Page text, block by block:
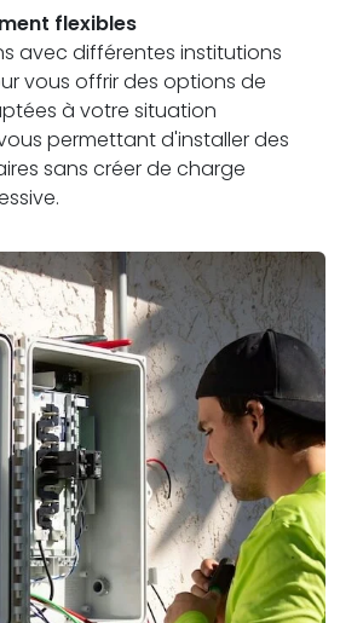
flexibles
avec différentes institutions
vous offrir des options de
à votre situation
permettant d'installer des
sans créer de charge